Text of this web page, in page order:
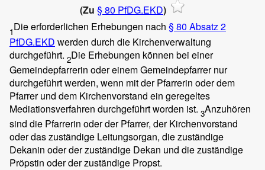
(Zu § 80 PfDG.EKD)
1Die erforderlichen Erhebungen nach § 80 Absatz 2
PfDG.EKD werden durch die Kirchenverwaltung
durchgeführt. 2Die Erhebungen können bei einer
Gemeindepfarrerin oder einem Gemeindepfarrer nur
durchgeführt werden, wenn mit der Pfarrerin oder dem
Pfarrer und dem Kirchenvorstand ein geregeltes
Mediationsverfahren durchgeführt worden ist. 3Anzuhören
sind die Pfarrerin oder der Pfarrer, der Kirchenvorstand
oder das zuständige Leitungsorgan, die zuständige
Dekanin oder der zuständige Dekan und die zuständige
Pröpstin oder der zuständige Propst.